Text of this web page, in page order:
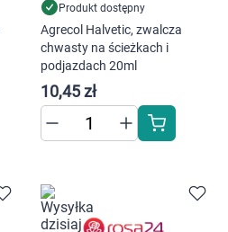
Produkt dostępny
Agrecol Halvetic, zwalcza
chwasty na ścieżkach i
podjazdach 20ml
10,45 zł